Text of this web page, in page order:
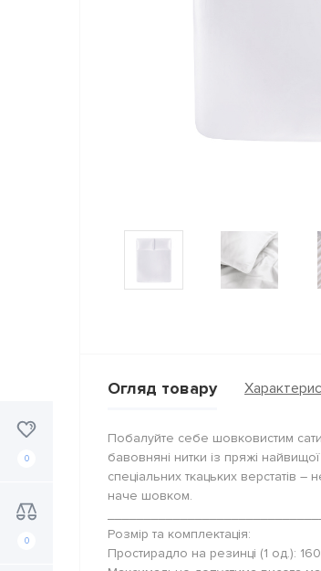
0
0
Огляд товару
Побалуйте себе шовковистим
бавовняні нитки із пряжі
спеціальних ткацьких верстатів
наче шовком.
Розмір та комплектація:
Простирадло на резинці (1 од.):